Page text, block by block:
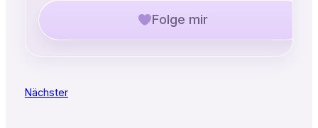
Folge mir
Nächster